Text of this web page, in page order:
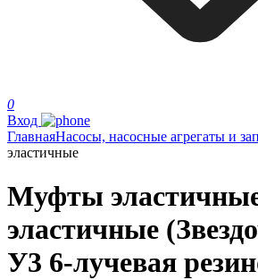
0
Вход
ГлавнаяНасосы, насосные агрегаты и
эластичные
Муфты
эластичные
У3 6-лучевая